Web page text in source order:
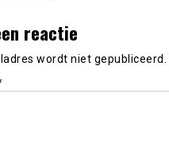
reactie
wordt niet gepubliceerd.